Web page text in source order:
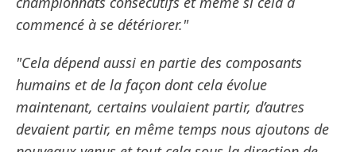
commencé à se détériorer."
"Cela dépend aussi en partie des composants
humains et de la façon dont cela évolue
maintenant, certains voulaient partir, d’autres
devaient partir, en même temps nous ajoutons de